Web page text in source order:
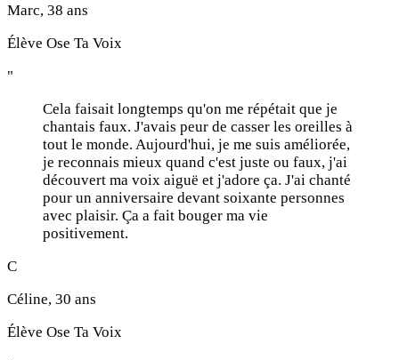
Marc, 38 ans
Élève Ose Ta Voix
"
Cela faisait longtemps qu'on me répétait que je
chantais faux. J'avais peur de casser les oreilles à
tout le monde. Aujourd'hui, je me suis améliorée,
je reconnais mieux quand c'est juste ou faux, j'ai
découvert ma voix aiguë et j'adore ça. J'ai chanté
pour un anniversaire devant soixante personnes
avec plaisir. Ça a fait bouger ma vie
positivement.
C
Céline, 30 ans
Élève Ose Ta Voix